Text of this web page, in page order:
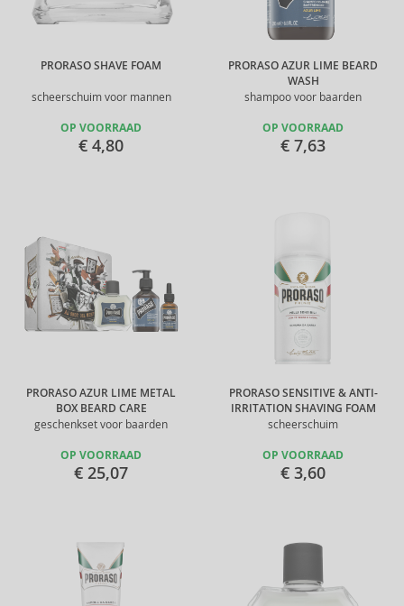
PRORASO SHAVE FOAM
scheerschuim voor mannen
OP VOORRAAD
€ 4,80
PRORASO AZUR LIME BEARD
WASH
shampoo voor baarden
OP VOORRAAD
€ 7,63
PRORASO AZUR LIME METAL
BOX BEARD CARE
geschenkset voor baarden
OP VOORRAAD
€ 25,07
PRORASO SENSITIVE & ANTI-
IRRITATION SHAVING FOAM
scheerschuim
OP VOORRAAD
€ 3,60